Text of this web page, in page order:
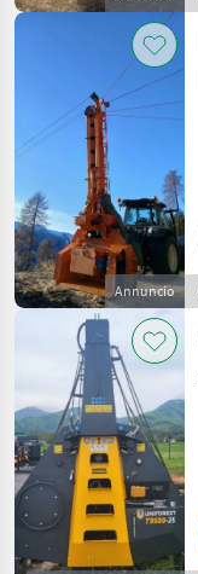
Annuncio